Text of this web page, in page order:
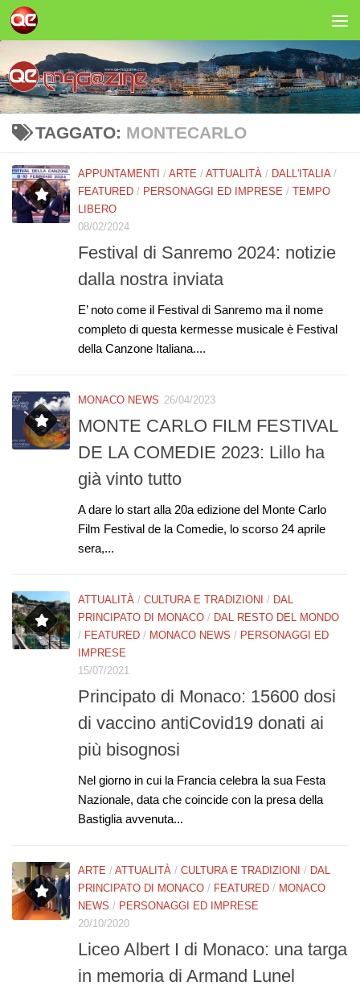
Salta al contenuto
TAGGATO: MONTECARLO
APPUNTAMENTI / ARTE / ATTUALITÀ / DALL'ITALIA/
FEATURED / PERSONAGGI ED IMPRESE / TEMPO
LIBERO
08/02/2024
Festival di Sanremo 2024: notizie
dalla nostra inviata
E’ noto come il Festival di Sanremo ma il nome
completo di questa kermesse musicale è Festival
della Canzone Italiana....
MONACO NEWS 26/04/2023
MONTE CARLO FILM FESTIVAL
DE LA COMEDIE 2023: Lillo ha
già vinto tutto
A dare lo start alla 20a edizione del Monte Carlo
Film Festival de la Comedie, lo scorso 24 aprile
sera,...
ATTUALITÀ / CULTURA E TRADIZIONI / DAL
PRINCIPATO DI MONACO / DAL RESTO DEL MONDO
/ FEATURED / MONACO NEWS / PERSONAGGI ED
IMPRESE
15/07/2021
Principato di Monaco: 15600 dosi
di vaccino antiCovid19 donati ai
più bisognosi
Nel giorno in cui la Francia celebra la sua Festa
Nazionale, data che coincide con la presa della
Bastiglia avvenuta...
ARTE / ATTUALITÀ / CULTURA E TRADIZIONI / DAL
PRINCIPATO DI MONACO / FEATURED / MONACO
NEWS / PERSONAGGI ED IMPRESE
20/10/2020
Liceo Albert I di Monaco: una targa
in memoria di Armand Lunel